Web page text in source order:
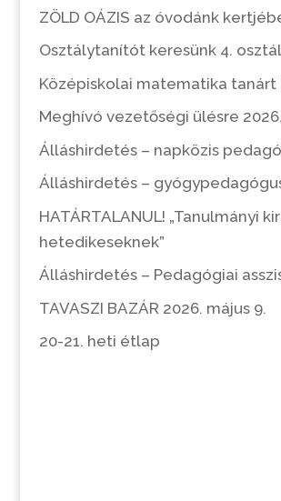
ZÖLD OÁZIS az óvodánk
Osztálytanítót keresünk 4.
Középiskolai matematika tanárt
Meghívó vezetőségi ülésre
Álláshirdetés – napközis
Álláshirdetés –
HATÁRTALANUL! „Tanulmányi
hetedikeseknek”
Álláshirdetés – Pedagógiai
TAVASZI BAZÁR 2026. május 9.
20-21. heti étlap